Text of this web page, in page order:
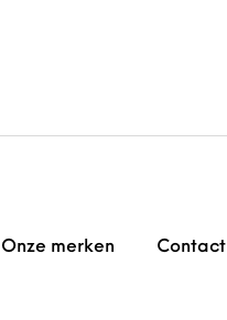
Onze merken Contact